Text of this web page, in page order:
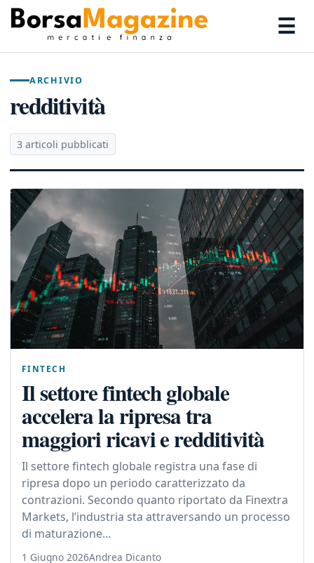
☰
ARCHIVIO
redditività
3 articoli pubblicati
FINTECH
Il settore fintech globale
accelera la ripresa tra
maggiori ricavi e redditività
Il settore fintech globale registra una fase di
ripresa dopo un periodo caratterizzato da
contrazioni. Secondo quanto riportato da Finextra
Markets, l’industria sta attraversando un processo
di maturazione...
1 Giugno 2026Andrea Dicanto